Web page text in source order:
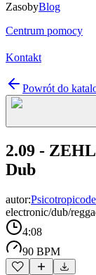
ZasobyBlog
Centrum pomocy
Kontakt
Powrót do
2.09 -
Dub
autor:
electronic/dub/
4:08
90 BPM